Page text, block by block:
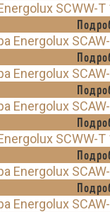
SCWW-T
SCWW-T